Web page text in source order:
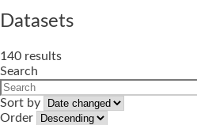
Datasets
140 results
Search
Sort by
Order